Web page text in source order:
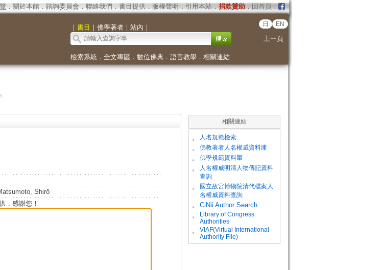
． 關於本館． 諮詢委員會． 聯絡我們 ． 書目提供． 版權聲明 ． 引用本站． 捐款贊助．回首頁．
｜ 書目 ｜ 佛學著者｜ 站內 ｜ 日 EN
上一頁
檢索系統． 全文專區 ． 數位佛典． 語言教學． 相關連結
Shirō
，感謝您！
相關連結
。 人名規範檢索
。 佛教著者人名權威資料庫
。 佛學規範資料庫
。
人名權威明清人物傳記資料
查詢
。
國立故宮博物院清代檔案人
名權威資料查詢
。
CiNii Author Search
。
Library of Congress
Authorities
。
VIAF(Virtual International
Authority File)